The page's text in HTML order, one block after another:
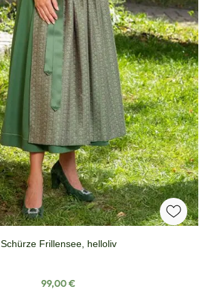
Schürze Frillensee, helloliv
Regulärer Preis:
99,00 €